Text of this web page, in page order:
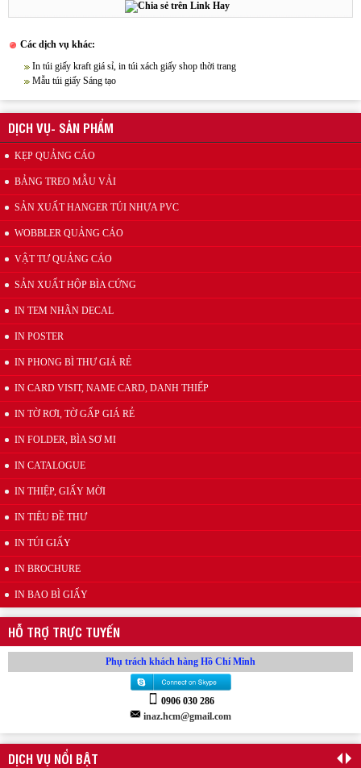
Các dịch vụ khác:
In túi giấy kraft giá sỉ, in túi xách giấy shop thời trang
Mẫu túi giấy Sáng tạo
DỊCH VỤ- SẢN PHẨM
KẸP QUẢNG CÁO
BẢNG TREO MẪU VẢI
SẢN XUẤT HANGER TÚI NHỰA PVC
WOBBLER QUẢNG CÁO
VẬT TƯ QUẢNG CÁO
SẢN XUẤT HỘP BÌA CỨNG
IN TEM NHÃN DECAL
IN POSTER
IN PHONG BÌ THƯ GIÁ RẺ
IN CARD VISIT, NAME CARD, DANH THIẾP
IN TỜ RƠI, TỜ GẤP GIÁ RẺ
IN FOLDER, BÌA SƠ MI
IN CATALOGUE
IN THIỆP, GIẤY MỜI
IN TIÊU ĐỀ THƯ
IN TÚI GIẤY
IN BROCHURE
IN BAO BÌ GIẤY
HỖ TRỢ TRỰC TUYẾN
Phụ trách khách hàng Hồ Chí Minh
0906 030 286
inaz.hcm@gmail.com
DỊCH VỤ NỔI BẬT
Mẫu kẹp lò xo inox quảng cáo